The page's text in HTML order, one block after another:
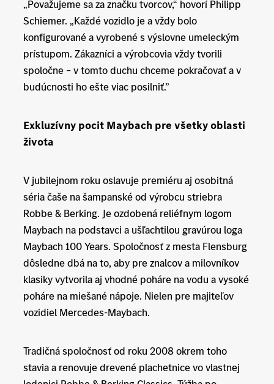
„Považujeme sa za značku tvorcov,“ hovorí Philipp
Schiemer. „Každé vozidlo je a vždy bolo
konfigurované a vyrobené s výslovne umeleckým
prístupom. Zákazníci a výrobcovia vždy tvorili
spoločne – v tomto duchu chceme pokračovať a v
budúcnosti ho ešte viac posilniť.”
Exkluzívny pocit Maybach pre všetky oblasti
života
V jubilejnom roku oslavuje premiéru aj osobitná
séria čaše na šampanské od výrobcu striebra
Robbe & Berking. Je ozdobená reliéfnym logom
Maybach na podstavci a ušľachtilou gravúrou loga
Maybach 100 Years. Spoločnosť z mesta Flensburg
dôsledne dbá na to, aby pre znalcov a milovníkov
klasiky vytvorila aj vhodné poháre na vodu a vysoké
poháre na miešané nápoje. Nielen pre majiteľov
vozidiel Mercedes-Maybach.
Tradičná spoločnosť od roku 2008 okrem toho
stavia a renovuje drevené plachetnice vo vlastnej